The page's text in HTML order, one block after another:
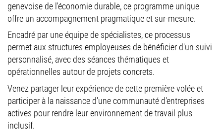
genevoise de l'économie durable, ce programme unique
offre un accompagnement pragmatique et sur-mesure.
Encadré par une équipe de spécialistes, ce processus
permet aux structures employeuses de bénéficier d'un suivi
personnalisé, avec des séances thématiques et
opérationnelles autour de projets concrets.
Venez partager leur expérience de cette première volée et
participer à la naissance d'une communauté d'entreprises
actives pour rendre leur environnement de travail plus
inclusif.